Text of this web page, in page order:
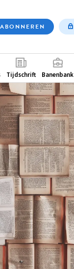
ABONNEREN
Tijdschrift Banenbank